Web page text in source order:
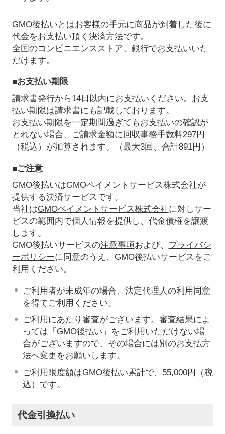
GMO後払いとはお客様の手元に商品が到着した後に
代金をお支払い頂く決済方法です。
全国のコンビニエンスストア、銀行でお支払いいた
だけます。
■お支払い期限
請求書発行から14日以内にお支払いください。お支
払い期限は請求書にも記載しております。
お支払い期限を一定期間過ぎてもお支払いの確認が
とれない場合、ご請求金額に回収事務手数料297円
（税込）が加算されます。（最大3回、合計891円）
■ご注意
GMO後払いはGMOペイメントサービス株式会社が
提供する決済サービスです。
当社はGMOペイメントサービス株式会社に対しサー
ビスの範囲内で個人情報を提供し、代金債権を譲渡
します。
GMO後払いサービスの注意事項および、 プライバシ
ーポリシーに同意のうえ、GMO後払いサービスをご
利用ください。
ご利用者が未成年の場合、法定代理人の利用同意
を得てご利用ください。
ご利用にあたり審査がございます。審査結果によ
っては「GMO後払い」をご利用いただけない場
合がございますので、その場合には別のお支払方
法へ変更をお願いします。
ご利用限度額はGMO後払い累計で、55,000円（税
込）です。
代金引換払い